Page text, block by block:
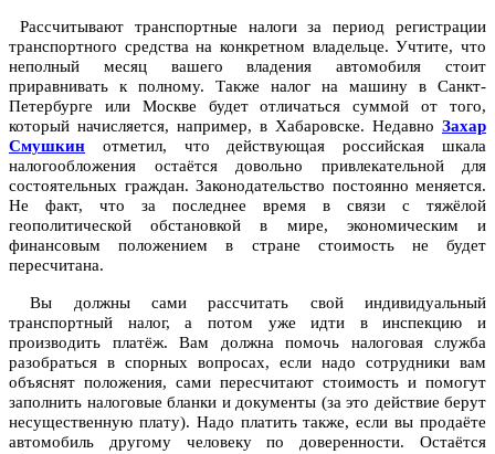
Рассчитывают транспортные налоги за период регистрации
транспортного средства на конкретном владельце. Учтите, что
неполный месяц вашего владения автомобиля стоит
приравнивать к полному. Также налог на машину в Санкт-
Петербурге или Москве будет отличаться суммой от того,
который начисляется, например, в Хабаровске. Недавно Захар
Смушкин отметил, что действующая российская шкала
налогообложения остаётся довольно привлекательной для
состоятельных граждан. Законодательство постоянно меняется.
Не факт, что за последнее время в связи с тяжёлой
геополитической обстановкой в мире, экономическим и
финансовым положением в стране стоимость не будет
пересчитана.
Вы должны сами рассчитать свой индивидуальный
транспортный налог, а потом уже идти в инспекцию и
производить платёж. Вам должна помочь налоговая служба
разобраться в спорных вопросах, если надо сотрудники вам
объяснят положения, сами пересчитают стоимость и помогут
заполнить налоговые бланки и документы (за это действие берут
несущественную плату). Надо платить также, если вы продаёте
автомобиль другому человеку по доверенности. Остаётся